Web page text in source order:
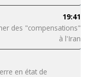
19:41
des "compensations"
à l'Iran
en état de